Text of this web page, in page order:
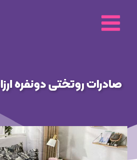
محتوا
صادرات روتختی دونفره